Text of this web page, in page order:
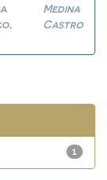
Medina
Castro
1